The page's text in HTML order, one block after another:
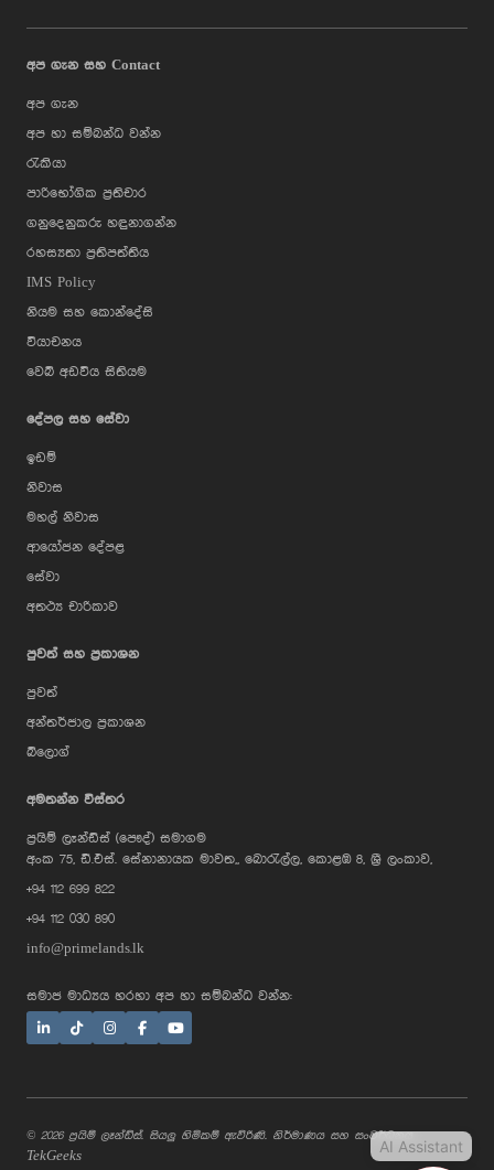
අප ගැන සහ Contact
අප ගැන
අප හා සම්බන්ධ වන්න
රැකියා
පාරිභෝගික ප්‍රතිචාර
ගනුදෙනුකරු හඳුනාගන්න
රහස්‍යතා ප්‍රතිපත්තිය
IMS Policy
නියම සහ කොන්දේසි
වියාචනය
වෙබ් අඩවිය සිතියම
දේපල සහ සේවා
ඉඩම්
නිවාස
මහල් නිවාස
ආයෝජන දේපළ
සේවා
අතථ්‍ය චාරිකාව
පුවත් සහ ප්‍රකාශන
පුවත්
අන්තර්ජාල ප්‍රකාශන
බ්ලොග්
අමතන්න විස්තර
ප්‍රයිම් ලෑන්ඩ්ස් (පෞද්) සමාගම
අංක 75, ඩී.එස්. සේනානායක මාවත,, බොරැල්ල, කොළඹ 8, ශ්‍රී ලංකාව,
+94 112 699 822
+94 112 030 890
info@primelands.lk
සමාජ මාධ්‍යය හරහා අප හා සම්බන්ධ වන්න:
© 2026 ප්‍රයිම් ලෑන්ඩ්ස්. සියලු හිමිකම් ඇවිරිණි. නිර්මාණය සහ සංවර්ධනය
TekGeeks
AI Assistant
Hi, I'm Prime Bee, Your AI